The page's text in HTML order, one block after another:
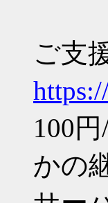
ご支
100
かの